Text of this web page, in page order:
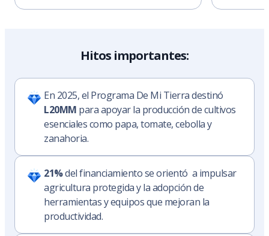
Hitos importantes:
En 2025, el Programa De Mi Tierra destinó
L20MM para apoyar la producción de cultivos
esenciales como papa, tomate, cebolla y
zanahoria.
21%del financiamiento se orientó a impulsar
agricultura protegida y la adopción de
herramientas y equipos que mejoran la
productividad.